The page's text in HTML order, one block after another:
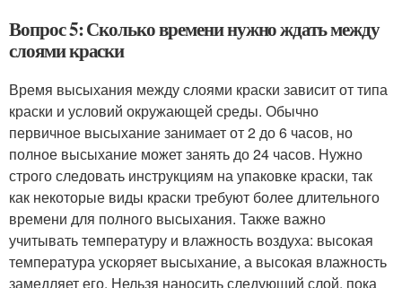
Вопрос 5: Сколько времени нужно ждать между
слоями краски
Время высыхания между слоями краски зависит от типа
краски и условий окружающей среды. Обычно
первичное высыхание занимает от 2 до 6 часов, но
полное высыхание может занять до 24 часов. Нужно
строго следовать инструкциям на упаковке краски, так
как некоторые виды краски требуют более длительного
времени для полного высыхания. Также важно
учитывать температуру и влажность воздуха: высокая
температура ускоряет высыхание, а высокая влажность
замедляет его. Нельзя наносить следующий слой, пока